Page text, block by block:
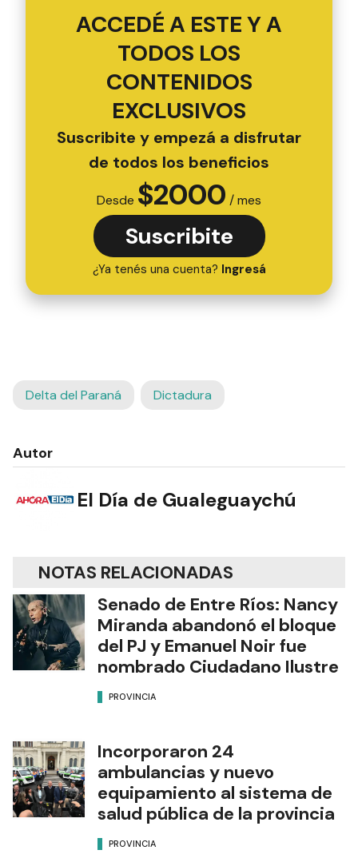
ACCEDÉ A ESTE Y A
TODOS LOS
CONTENIDOS
EXCLUSIVOS
Suscribite y empezá a disfrutar
de todos los beneficios
Desde $2000 / mes
Suscribite
¿Ya tenés una cuenta? Ingresá
Delta del Paraná Dictadura
Autor
El Día de Gualeguaychú
NOTAS RELACIONADAS
Senado de Entre Ríos: Nancy
Miranda abandonó el bloque
del PJ y Emanuel Noir fue
nombrado Ciudadano Ilustre
PROVINCIA
Incorporaron 24
ambulancias y nuevo
equipamiento al sistema de
salud pública de la provincia
PROVINCIA